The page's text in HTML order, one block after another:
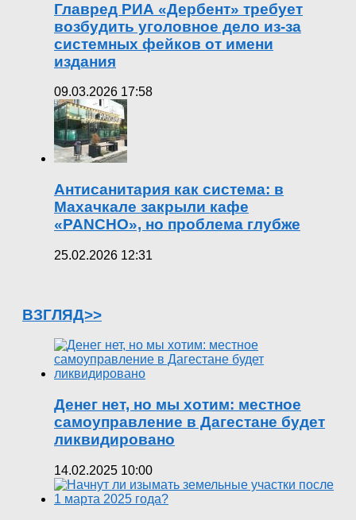
Главред РИА «Дербент» требует
возбудить уголовное дело из-за
системных фейков от имени
издания
09.03.2026 17:58
Антисанитария как система: в
Махачкале закрыли кафе
«PANCHO», но проблема глубже
25.02.2026 12:31
ВЗГЛЯД>>
Денег нет, но мы хотим: местное
самоуправление в Дагестане будет
ликвидировано
14.02.2025 10:00